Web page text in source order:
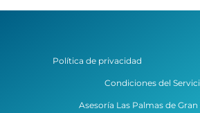
Política de privacidad
Condiciones del
Asesoría Las Palmas de Gran